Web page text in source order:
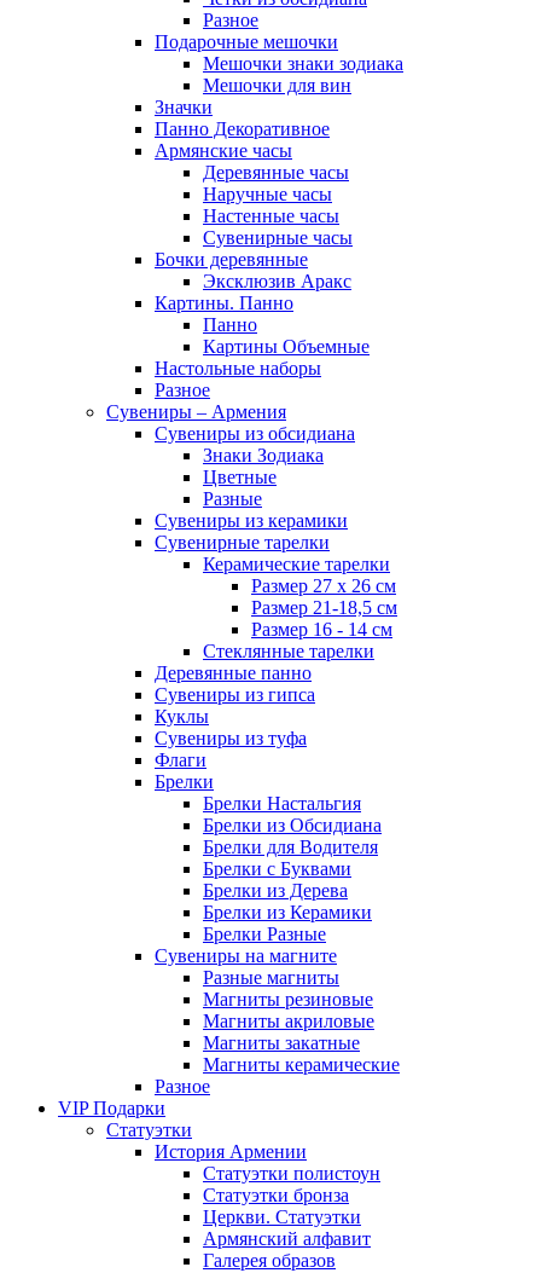
Разное
Подарочные мешочки
Мешочки знаки зодиака
Мешочки для вин
Значки
Панно Декоративное
Армянские часы
Деревянные часы
Наручные часы
Настенные часы
Сувенирные часы
Бочки деревянные
Эксклюзив Аракс
Картины. Панно
Панно
Картины Объемные
Настольные наборы
Разное
Сувениры – Армения
Сувениры из обсидиана
Знаки Зодиака
Цветные
Разные
Сувениры из керамики
Сувенирные тарелки
Керамические тарелки
Размер 27 х 26 см
Размер 21-18,5 см
Размер 16 - 14 см
Стеклянные тарелки
Деревянные панно
Сувениры из гипса
Куклы
Сувениры из туфа
Флаги
Брелки
Брелки Настальгия
Брелки из Обсидиана
Брелки для Водителя
Брелки с Буквами
Брелки из Дерева
Брелки из Керамики
Брелки Разные
Сувениры на магните
Разные магниты
Магниты резиновые
Магниты акриловые
Магниты закатные
Магниты керамические
Разное
VIP Подарки
Статуэтки
История Армении
Статуэтки полистоун
Статуэтки бронза
Церкви. Статуэтки
Армянский алфавит
Галерея образов